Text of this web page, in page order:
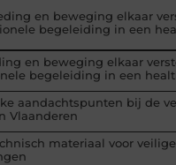
en beweging elkaar
begeleiding in een
en beweging elkaar
begeleiding in een
aandachtspunten bij de
Vlaanderen
materiaal voor